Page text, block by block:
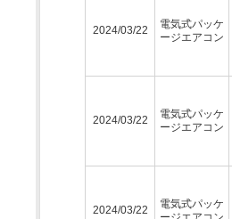
2024/03/22
電気式パッケ
ージエアコン
2024/03/22
電気式パッケ
ージエアコン
2024/03/22
電気式パッケ